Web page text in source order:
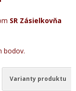
SR Zásielkovňa
bodov.
Varianty produktu